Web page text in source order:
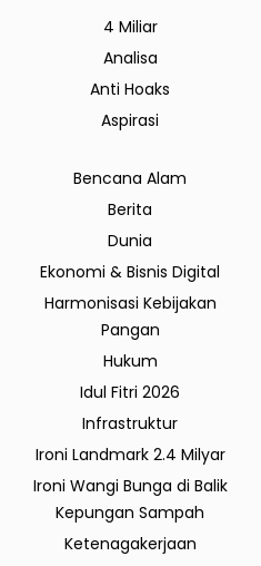
4 Miliar
Analisa
Anti Hoaks
Aspirasi
Bencana Alam
Berita
Dunia
Ekonomi & Bisnis Digital
Harmonisasi Kebijakan
Pangan
Hukum
Idul Fitri 2026
Infrastruktur
Ironi Landmark 2.4 Milyar
Ironi Wangi Bunga di Balik
Kepungan Sampah
Ketenagakerjaan